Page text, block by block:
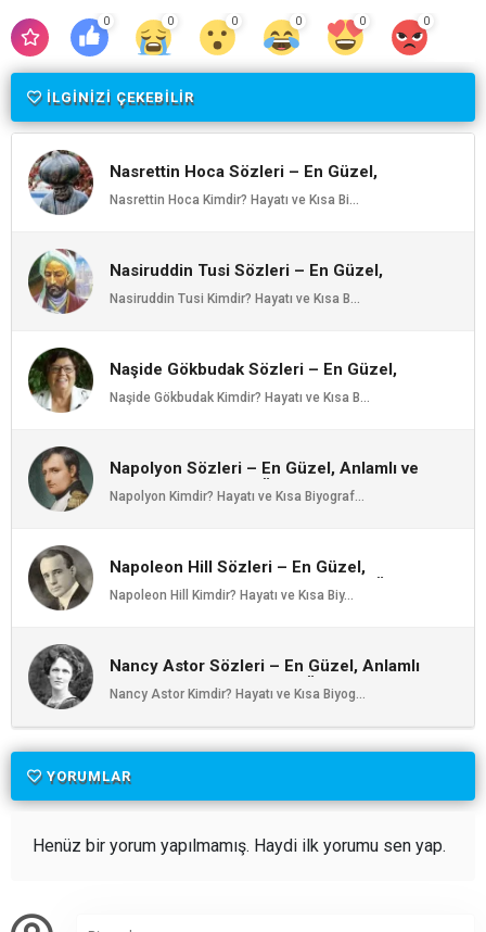
0 0 0 0 0 0
İLGİNİZİ ÇEKEBİLİR
Nasrettin Hoca Sözleri – En Güzel,
Anlamlı ve Etkileyici Nasrettin Hoca
Özlü Sözleri | Ozlusozler.com
Nasrettin Hoca Kimdir? Hayatı ve Kısa Bi...
Nasiruddin Tusi Sözleri – En Güzel,
Anlamlı ve Etkileyici Nasiruddin Tusi
Özlü Sözleri | Ozlusozler.com
Nasiruddin Tusi Kimdir? Hayatı ve Kısa B...
Naşide Gökbudak Sözleri – En Güzel,
Anlamlı ve Etkileyici Naşide Gökbudak
Özlü Sözleri | Ozlusozler.com
Naşide Gökbudak Kimdir? Hayatı ve Kısa B...
Napolyon Sözleri – En Güzel, Anlamlı ve
Etkileyici Napolyon Özlü Sözleri |
Ozlusozler.com
Napolyon Kimdir? Hayatı ve Kısa Biyograf...
Napoleon Hill Sözleri – En Güzel,
Anlamlı ve Etkileyici Napoleon Hill Özlü
Sözleri | Ozlusozler.com
Napoleon Hill Kimdir? Hayatı ve Kısa Biy...
Nancy Astor Sözleri – En Güzel, Anlamlı
ve Etkileyici Nancy Astor Özlü Sözleri |
Ozlusozler.com
Nancy Astor Kimdir? Hayatı ve Kısa Biyog...
YORUMLAR
Henüz bir yorum yapılmamış. Haydi ilk yorumu sen yap.